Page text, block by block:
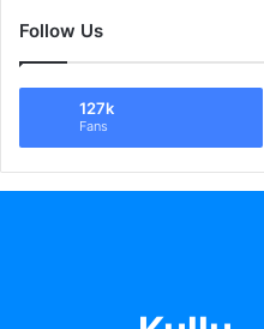
Follow Us
127k
Fans